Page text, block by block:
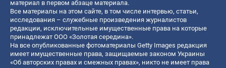
материал в первом абзаце материала.
Все материалы на этом сайте, в том числе интервью, статьи,
исследования – служебные произведения журналистов
редакции, исключительные имущественные права на которые
принадлежат ООО «Золотая середина».
На все опубликованные фотоматериалы Getty Images редакция
имеет имущественные права, защищаемые законом Украины
«Об авторских правах и смежных правах», никто не имеет права